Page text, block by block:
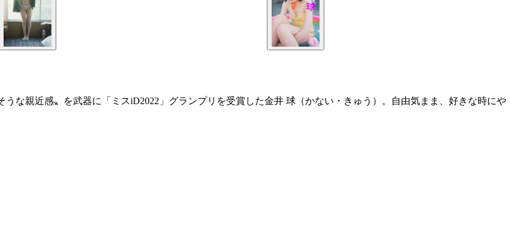
な親近感〟を武器に「ミスiD2022」グランプリを受賞した金井 球（かない・きゅう）。自由気まま、好きな時にや